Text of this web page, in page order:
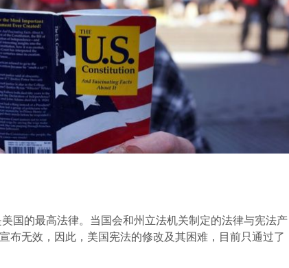
国的最高法律。当国会和州立法机关制定的法律与宪法产
布无效，因此，美国宪法的修改及其困难，目前只通过了